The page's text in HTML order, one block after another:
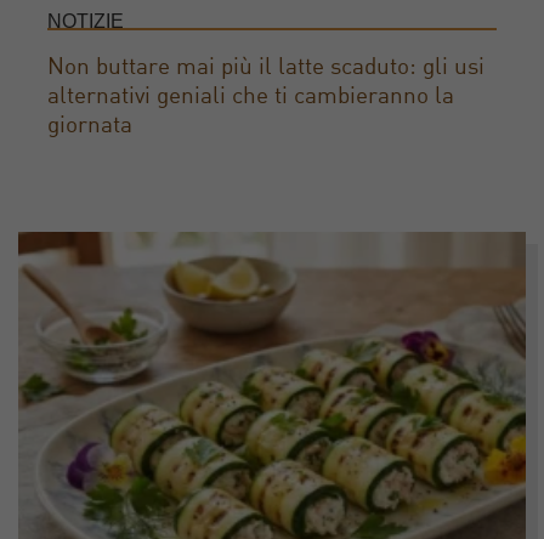
NOTIZIE
Non buttare mai più il latte scaduto: gli usi
alternativi geniali che ti cambieranno la
giornata